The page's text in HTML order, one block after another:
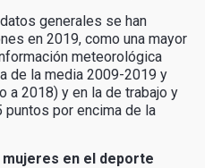
generales se han
en 2019, como una mayor
meteorológica
de la media 2009-2019 y
a 2018) y en la de trabajo y
puntos por encima de la
en el deporte